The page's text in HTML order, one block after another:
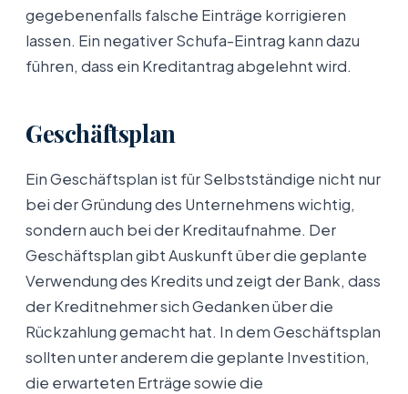
gegebenenfalls falsche Einträge korrigieren
lassen. Ein negativer Schufa-Eintrag kann dazu
führen, dass ein Kreditantrag abgelehnt wird.
Geschäftsplan
Ein Geschäftsplan ist für Selbstständige nicht nur
bei der Gründung des Unternehmens wichtig,
sondern auch bei der Kreditaufnahme. Der
Geschäftsplan gibt Auskunft über die geplante
Verwendung des Kredits und zeigt der Bank, dass
der Kreditnehmer sich Gedanken über die
Rückzahlung gemacht hat. In dem Geschäftsplan
sollten unter anderem die geplante Investition,
die erwarteten Erträge sowie die